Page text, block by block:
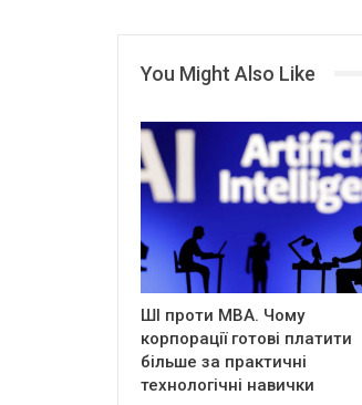
You Might Also Like
ШІ проти MBA. Чому
корпорації готові платити
більше за практичні
технологічні навички